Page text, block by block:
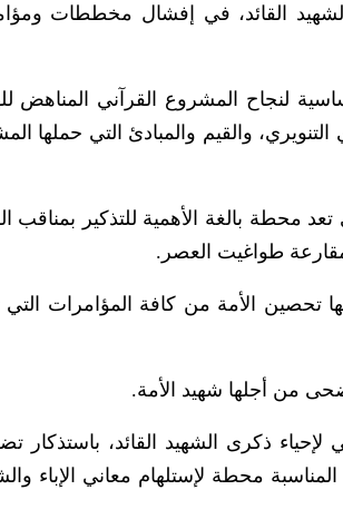
القائد، في إفشال مخططات
لنجاح المشروع القرآني المناهض
والقيم والمبادئ التي حملها
محطة بالغة الأهمية للتذكير بمناقب
طواغيت العصر.
تحصين الأمة من كافة المؤامرات
ضحى من أجلها شهيد الأمة.
ذكرى الشهيد القائد، باستذكار
المناسبة محطة ﻹستلهام معاني الإباء